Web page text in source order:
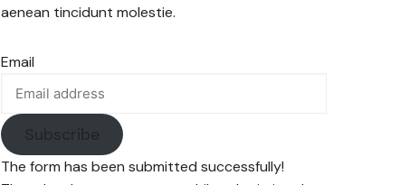
aenean tincidunt molestie.
Email
Subscribe
The form has been submitted successfully!